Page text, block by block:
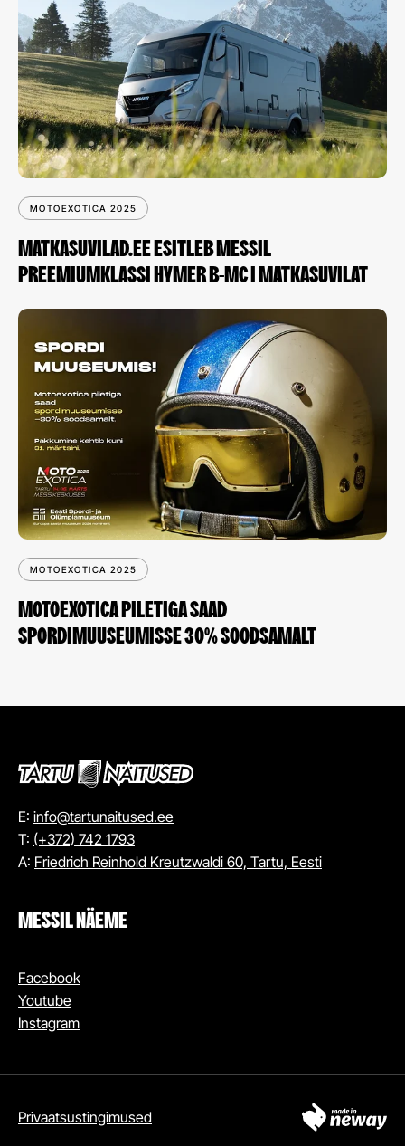
MOTOEXOTICA 2025
MATKASUVILAD.EE ESITLEB MESSIL
PREEMIUMKLASSI HYMER B-MC I MATKASUVILAT
MOTOEXOTICA 2025
MOTOEXOTICA PILETIGA SAAD
SPORDIMUUSEUMISSE 30% SOODSAMALT
E: info@tartunaitused.ee
T: (+372) 742 1793
A: Friedrich Reinhold Kreutzwaldi 60, Tartu, Eesti
MESSIL NÄEME
Facebook
Youtube
Instagram
Privaatsustingimused